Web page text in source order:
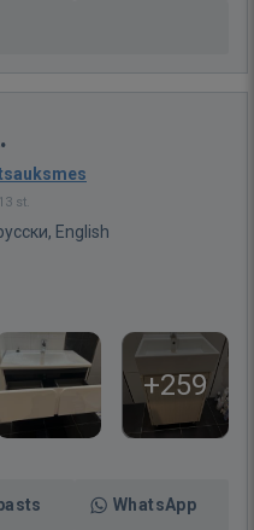
st.
English
+259
WhatsApp